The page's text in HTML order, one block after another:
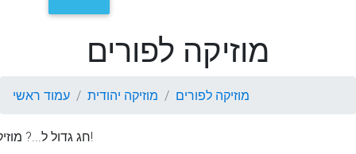
מוזיקה לפורים
עמוד ראשי מוזיקה יהודית מוזיקה לפורים
חג גדול ל...? מוזיקה!